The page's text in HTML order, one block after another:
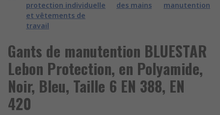
protection individuelle
et vêtements de
travail
des mains
manutention
Gants de manutention BLUESTAR
Lebon Protection, en Polyamide,
Noir, Bleu, Taille 6 EN 388, EN
420